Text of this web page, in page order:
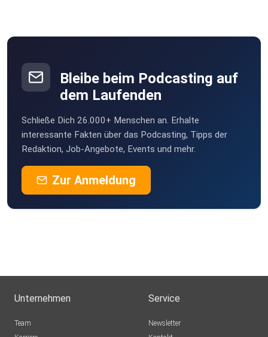
Bleibe beim Podcasting auf
dem Laufenden
Schließe Dich 26.000+ Menschen an. Erhalte
interessante Fakten über das Podcasting, Tipps der
Redaktion, Job-Angebote, Events und mehr.
Zur Anmeldung
Unternehmen
Team
Service
Newsletter